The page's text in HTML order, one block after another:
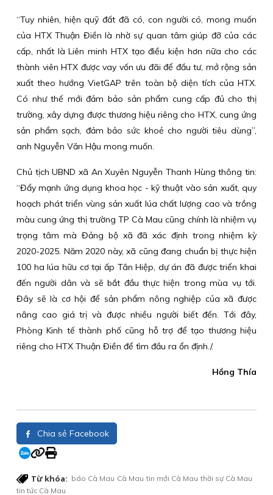
“Tuy nhiên, hiện quỹ đất đã có, con người có, mong muốn
của HTX Thuận Điền là nhờ sự quan tâm giúp đỡ của các
cấp, nhất là Liên minh HTX tạo điều kiện hơn nữa cho các
thành viên HTX được vay vốn ưu đãi để đầu tư, mở rộng sản
xuất theo hướng VietGAP trên toàn bộ diện tích của HTX.
Có như thế mới đảm bảo sản phẩm cung cấp đủ cho thị
trường, xây dựng được thương hiệu riêng cho HTX, cung ứng
sản phẩm sạch, đảm bảo sức khoẻ cho người tiêu dùng”,
anh Nguyễn Văn Hậu mong muốn.
Chủ tịch UBND xã An Xuyên Nguyễn Thanh Hùng thông tin:
“Đẩy mạnh ứng dụng khoa học - kỹ thuật vào sản xuất, quy
hoạch phát triển vùng sản xuất lúa chất lượng cao và trồng
màu cung ứng thị trường TP Cà Mau cũng chính là nhiệm vụ
trọng tâm mà Đảng bộ xã đã xác định trong nhiệm kỳ
2020-2025. Năm 2020 này, xã cũng đang chuẩn bị thực hiện
100 ha lúa hữu cơ tại ấp Tân Hiệp, dự án đã được triển khai
đến người dân và sẽ bắt đầu thực hiện trong mùa vụ tới.
Đây sẽ là cơ hội để sản phẩm nông nghiệp của xã được
nâng cao giá trị và được nhiều người biết đến. Tới đây,
Phòng Kinh tế thành phố cũng hỗ trợ để tạo thương hiệu
riêng cho HTX Thuận Điền để tìm đầu ra ổn định./.
Hồng Thía
Chia sẻ Facebook
Từ khóa: báo Cà Mau Cà Mau tin mới Cà Mau thời sự Cà Mau
tin tức Cà Mau